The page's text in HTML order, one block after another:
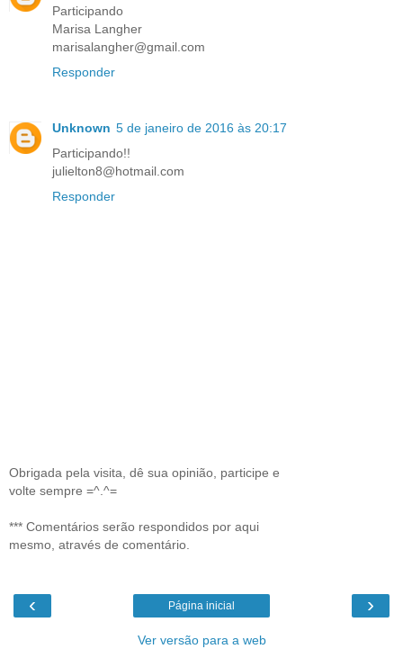
Participando
Marisa Langher
marisalangher@gmail.com
Responder
Unknown 5 de janeiro de 2016 às 20:17
Participando!!
julielton8@hotmail.com
Responder
Obrigada pela visita, dê sua opinião, participe e
volte sempre =^.^=
*** Comentários serão respondidos por aqui
mesmo, através de comentário.
‹ ›
Página inicial
Ver versão para a web